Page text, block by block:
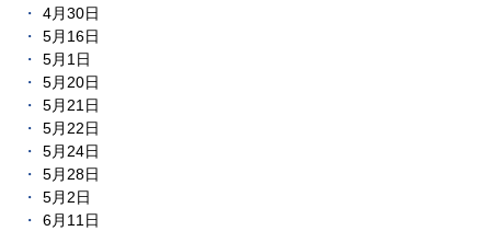
4月30日
5月16日
5月1日
5月20日
5月21日
5月22日
5月24日
5月28日
5月2日
6月11日